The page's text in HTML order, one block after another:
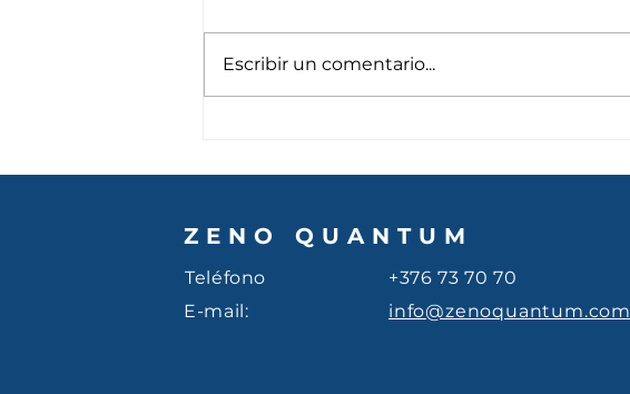
de la sobreprotección
Escribir un comentario...
ZENO QUANTUM
Teléfono
+376 73 70 70
E-mail:
info@zenoquantum.com